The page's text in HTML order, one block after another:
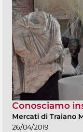
Conosciamo
Mercati di Traiano
26/04/2019